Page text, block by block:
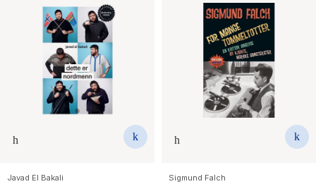
Javad El Bakali Sigmund Falch